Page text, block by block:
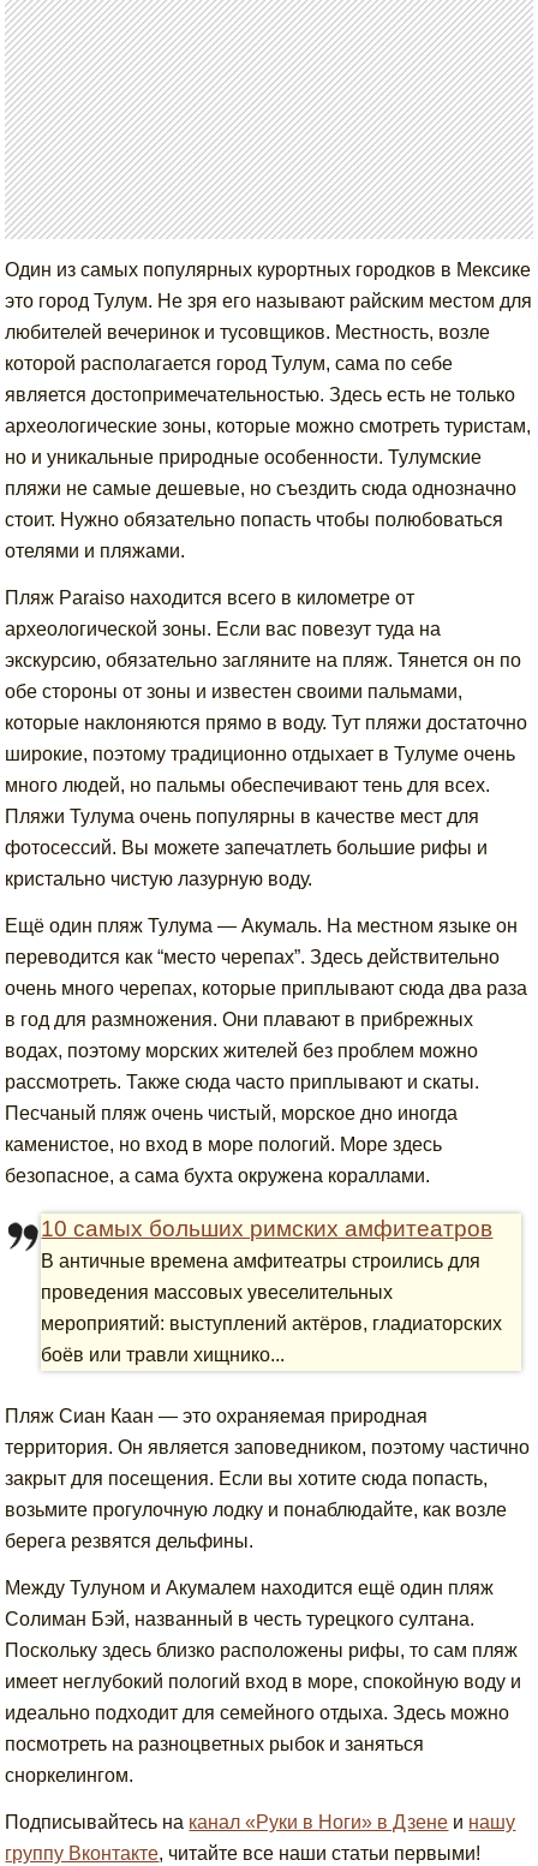
Один из самых популярных курортных городков в Мексике
это город Тулум. Не зря его называют райским местом для
любителей вечеринок и тусовщиков. Местность, возле
которой располагается город Тулум, сама по себе
является достопримечательностью. Здесь есть не только
археологические зоны, которые можно смотреть туристам,
но и уникальные природные особенности. Тулумские
пляжи не самые дешевые, но съездить сюда однозначно
стоит. Нужно обязательно попасть чтобы полюбоваться
отелями и пляжами.
Пляж Paraiso находится всего в километре от
археологической зоны. Если вас повезут туда на
экскурсию, обязательно загляните на пляж. Тянется он по
обе стороны от зоны и известен своими пальмами,
которые наклоняются прямо в воду. Тут пляжи достаточно
широкие, поэтому традиционно отдыхает в Тулуме очень
много людей, но пальмы обеспечивают тень для всех.
Пляжи Тулума очень популярны в качестве мест для
фотосессий. Вы можете запечатлеть большие рифы и
кристально чистую лазурную воду.
Ещё один пляж Тулума — Акумаль. На местном языке он
переводится как “место черепах”. Здесь действительно
очень много черепах, которые приплывают сюда два раза
в год для размножения. Они плавают в прибрежных
водах, поэтому морских жителей без проблем можно
рассмотреть. Также сюда часто приплывают и скаты.
Песчаный пляж очень чистый, морское дно иногда
каменистое, но вход в море пологий. Море здесь
безопасное, а сама бухта окружена кораллами.
10 самых больших римских амфитеатров
В античные времена амфитеатры строились для
проведения массовых увеселительных
мероприятий: выступлений актёров, гладиаторских
боёв или травли хищнико...
Пляж Сиан Каан — это охраняемая природная
территория. Он является заповедником, поэтому частично
закрыт для посещения. Если вы хотите сюда попасть,
возьмите прогулочную лодку и понаблюдайте, как возле
берега резвятся дельфины.
Между Тулуном и Акумалем находится ещё один пляж
Солиман Бэй, названный в честь турецкого султана.
Поскольку здесь близко расположены рифы, то сам пляж
имеет неглубокий пологий вход в море, спокойную воду и
идеально подходит для семейного отдыха. Здесь можно
посмотреть на разноцветных рыбок и заняться
сноркелингом.
Подписывайтесь на канал «Руки в Ноги» в Дзене и нашу
группу Вконтакте, читайте все наши статьи первыми!